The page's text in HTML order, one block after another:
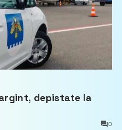
depistate la
0